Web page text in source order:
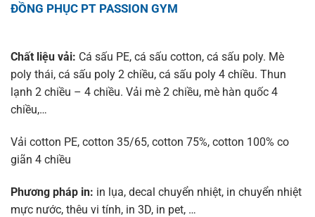
ĐỒNG PHỤC PT PASSION GYM
Chất liệu vải: Cá sấu PE, cá sấu cotton, cá sấu poly. Mè
poly thái, cá sấu poly 2 chiều, cá sấu poly 4 chiều. Thun
lạnh 2 chiều – 4 chiều. Vải mè 2 chiều, mè hàn quốc 4
chiều,…
Vải cotton PE, cotton 35/65, cotton 75%, cotton 100% co
giãn 4 chiều
Phương pháp in: in lụa, decal chuyển nhiệt, in chuyển nhiệt
mực nước, thêu vi tính, in 3D, in pet, …